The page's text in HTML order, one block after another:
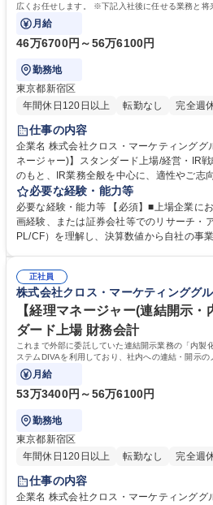
広くお任せします。 ※下記入社後に任せる業務と将
月給
46万6700円～56万6100円
勤務地
東京都新宿区
年間休日120日以上
転勤なし 完全週
仕事の内容
企業名 株式会社クロス・マーケティンググループ 求人名 【経営
ネージャー)】スタンダード上場/経営・IR戦略をリード 仕
のもと、IR業務全般を中心に、適性やご志
まで幅広くお任せします。 ※下記入社後に
ただく業務 ・各種IR開示資料（決算説明資料、有価証券報告書、統合報告
書等）の企画 ・作成・ブラッシュアップ
説明会、スモールミーティング等のイベン
FOやグループ経営管理部門と連携した経営
戦略の主導 募集職種 【経営企画(IRマネージャー)】スタンダード上場/経
営・IR戦略をリード
必要な経験・能力等
必要な経験・能力等 【必須】■上場企業に
画経験、または証券会社等でのリサーチ・
PL/CF）を理解し、決算数値から自社の事
ャー職への強い意欲■英文開示資料の作成、
験 【働き方】原則出社体制による迅速な連
重視。一方で、育児や介護などライフイベ
週1日程度のリモートワークを活用できる環境を
格 学歴：大学院 大学 語学力： 資格：
正社員
株式会社クロス・マーケティンググ
【経理マネージャー(連結開示
ダード上場 財務会計
これまで外部に委託していた連結開示業務の「内製
ステムDIVAを利用しており、社内への連結・開示の
えで業務の高度化・効率化を推進をお任せ。
月給
53万3400円～56万6100円
勤務地
東京都新宿区
年間休日120日以上
転勤なし 完全週
仕事の内容
企業名 株式会社クロス・マーケティンググループ 求人名 【経